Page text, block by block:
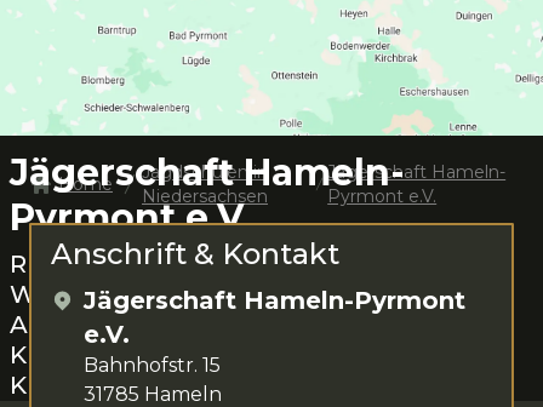
Jägerschaft Hameln-
Pyrmont e.V.
Rund um Hamelndas Jagen lernen.
Werner Pisowotzki steht dir für deine
Anliegen zur Verfügung. Das
Kursangebot umfasst
Kurse .
Home
Jagdschulen in
Niedersachsen
Jägerschaft Hameln-
Pyrmont e.V.
Anschrift & Kontakt
Jägerschaft Hameln-Pyrmont
e.V.
Bahnhofstr. 15
31785 Hameln